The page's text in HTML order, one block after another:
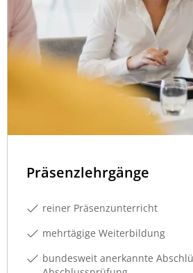
Präsenzlehrgänge
reiner Präsenzunterricht
mehrtägige Weiterbildung
bundesweit anerkannte